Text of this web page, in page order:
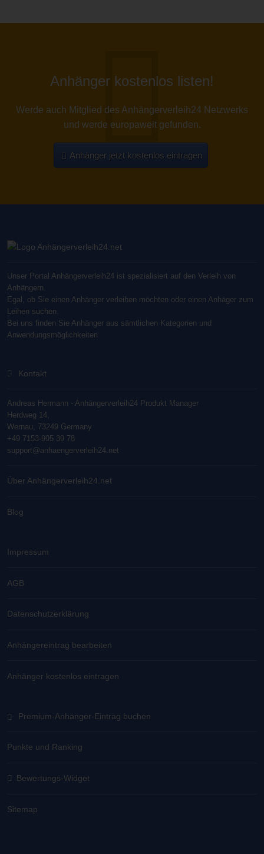
Anhänger kostenlos listen!
Werde auch Mitglied des Anhängerverleih24 Netzwerks
und werde europaweit gefunden.
Anhänger jetzt kostenlos eintragen
Unser Portal Anhängerverleih24 ist spezialisiert auf den Verleih von
Anhängern.
Egal, ob Sie einen Anhänger verleihen möchten oder einen Anhäger zum
Leihen suchen.
Bei uns finden Sie Anhänger aus sämtlichen Kategorien und
Anwendungsmöglichkeiten
Kontakt
Andreas Hermann - Anhängerverleih24 Produkt Manager
Herdweg 14,
Wernau, 73249 Germany
+49 7153-995 39 78
support@anhaengerverleih24.net
Über Anhängerverleih24.net
Blog
Impressum
AGB
Datenschutzerklärung
Anhängereintrag bearbeiten
Anhänger kostenlos eintragen
Premium-Anhänger-Eintrag buchen
Punkte und Ranking
Bewertungs-Widget
Sitemap